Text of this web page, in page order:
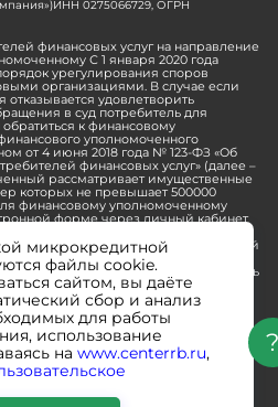
микрокредитной
файлы cookie.
сайтом, вы даёте
сбор и анализ
для работы
использование
наwww.centerrb.ru,
0275066729, ОГРН
финансовых услуг на направление
С 1 января 2020 года
урегулирования споров
организациями. В случае если
удовлетворить
в суд потребитель для
к финансовому
уполномоченного
от 4 июня 2018 года № 123-ФЗ «Об
финансовых услуг» (далее –
рассматривает имущественные
которых не превышает 500000
финансовому уполномоченному
форме через личный кабинет
уполномоченного или в
обращений потребителей
бесплатно. До
уполномоченному потребитель
- претензией в микрофинансовую
порядок установлен статьей 16
для потребителей. С подробной
обращения финансовому
на официальном сайте
Официальный сайт финансового
Номер телефона службы
8 (800) 200-00-10
Место нахождения финансового
финансового уполномоченного: